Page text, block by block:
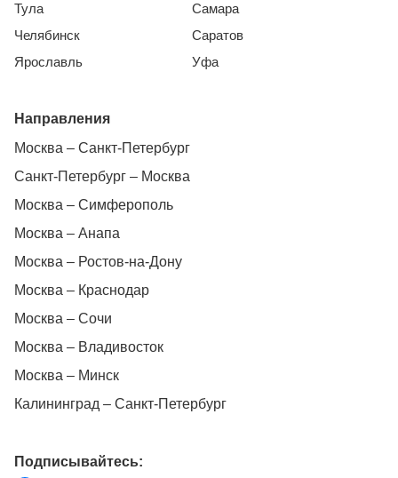
Тула
Челябинск
Ярославль
Самара
Саратов
Уфа
Направления
Москва – Санкт-Петербург
Санкт-Петербург – Москва
Москва – Симферополь
Москва – Анапа
Москва – Ростов-на-Дону
Москва – Краснодар
Москва – Сочи
Москва – Владивосток
Москва – Минск
Калининград – Санкт-Петербург
Подписывайтесь: